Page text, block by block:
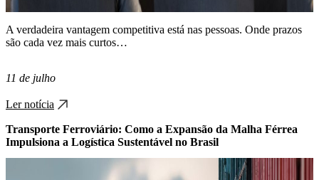
A verdadeira vantagem competitiva está nas pessoas. Onde prazos
são cada vez mais curtos…
11 de julho
Ler notícia
Transporte Ferroviário: Como a Expansão da Malha Férrea
Impulsiona a Logística Sustentável no Brasil